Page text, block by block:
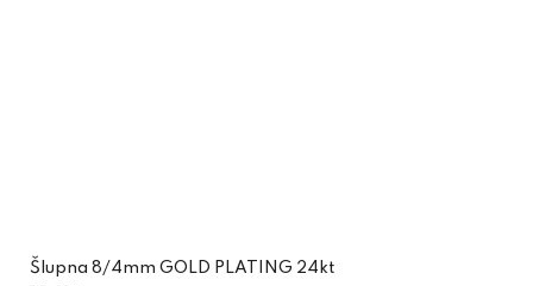
Šlupna 8/4mm GOLD PLATING 24kt